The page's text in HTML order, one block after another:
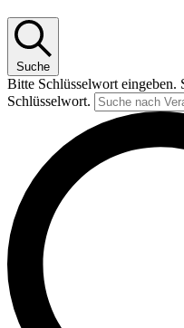
Suche
Bitte Schlüsselwort eingeben.
Schlüsselwort.